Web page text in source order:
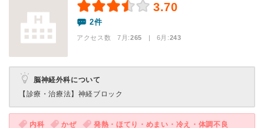
3.70
2件
アクセス数 7月:265 | 6月:243
脳神経外科について
【診療・治療法】 神経ブロック
内科 かぜ
発熱・ほてり・めまい・冷え・体調不良